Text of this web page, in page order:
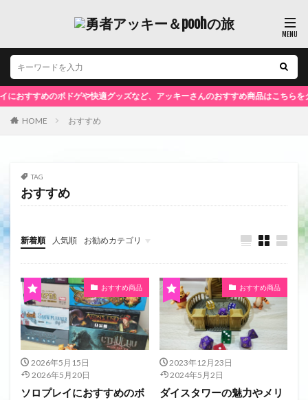
すすめのボドゲや快適グッズなど、アッキーさんのおすすめ商品はこちらをクリ
HOME おすすめ
TAG
おすすめ
新着順 人気順 お勧めカテゴリ
未分類
おすすめ商品
2026年5月15日
2026年5月20日
ソロプレイにおすすめのボ
おすすめ商品
2023年12月23日
2024年5月2日
ダイスタワーの魅力やメリ